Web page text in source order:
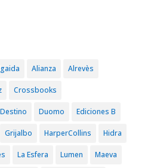
Alianza Alrevès
Crossbooks
Destino Duomo Ediciones B
Grijalbo HarperCollins Hidra
La Esfera Lumen Maeva